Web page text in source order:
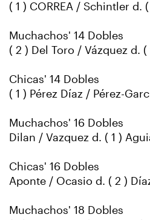
( 1 ) CORREA / Schintler
Muchachos' 14 Dobles
( 2 ) Del Toro / Vázquez d.
Chicas' 14 Dobles
( 1 ) Pérez Díaz / Pérez-
Muchachos' 16 Dobles
Dilan / Vazquez d. ( 1 )
Chicas' 16 Dobles
Aponte / Ocasio d. ( 2 )
Muchachos' 18 Dobles